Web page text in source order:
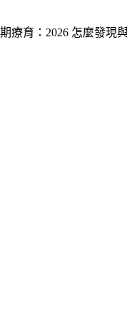
療育：2026 怎麼發現